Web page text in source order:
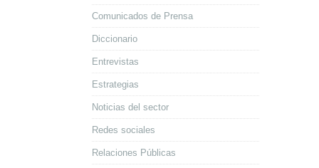
Comunicados de Prensa
Diccionario
Entrevistas
Estrategias
Noticias del sector
Redes sociales
Relaciones Públicas